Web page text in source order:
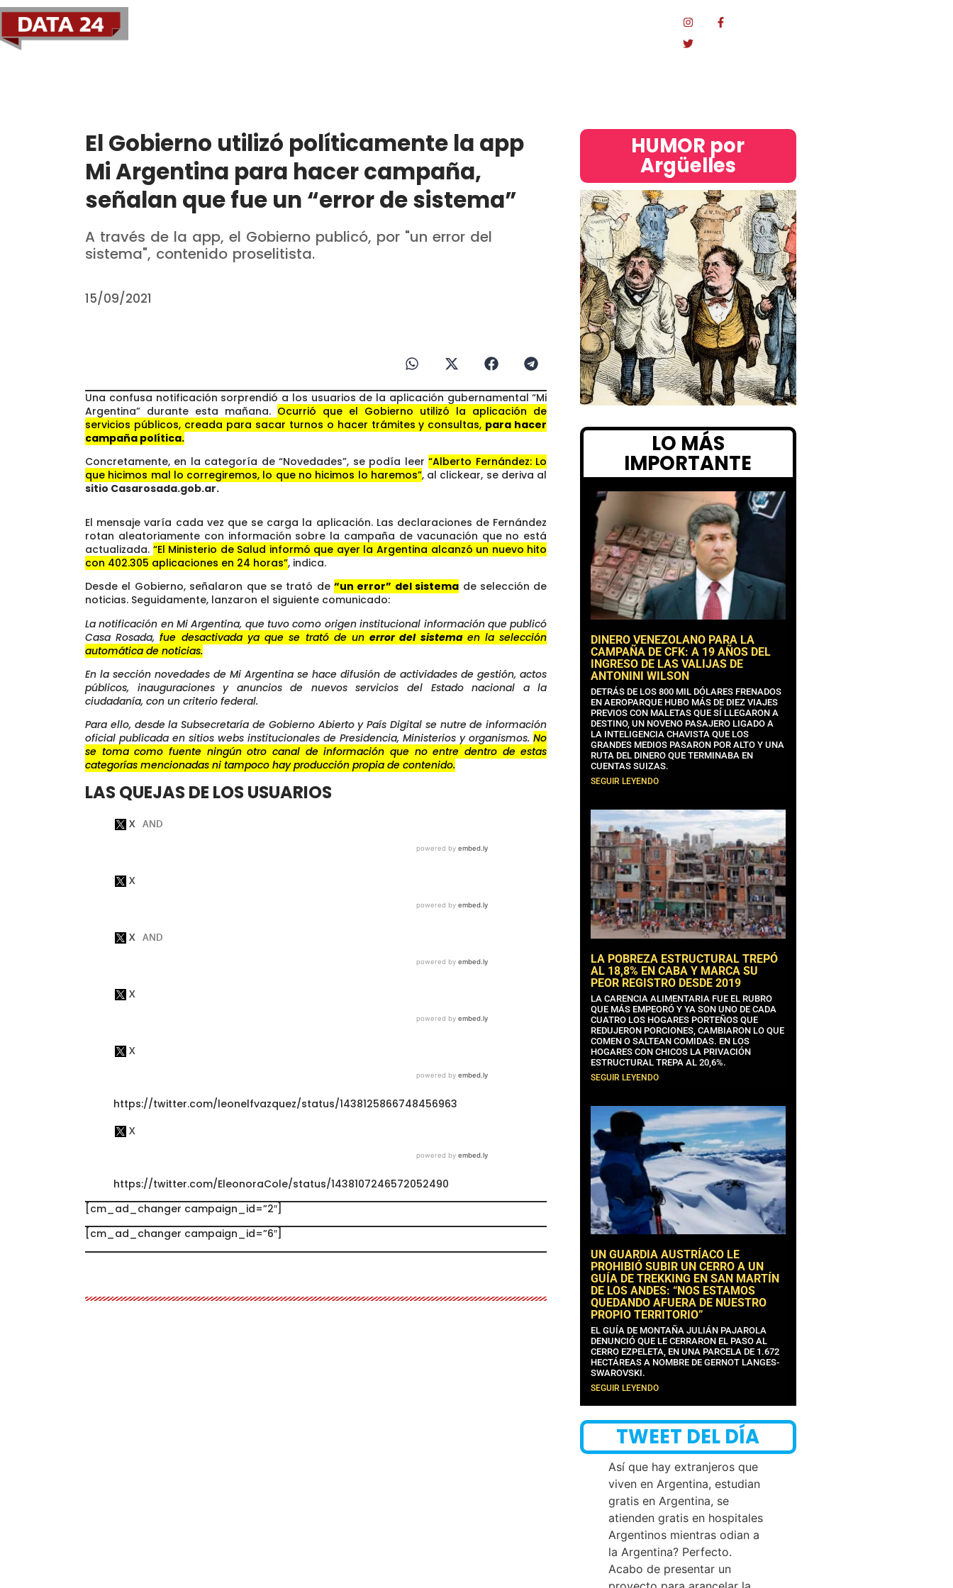
El Gobierno utilizó políticamente la app
Mi Argentina para hacer campaña,
señalan que fue un “error de sistema”
A través de la app, el Gobierno publicó, por "un error del
sistema", contenido proselitista.
15/09/2021
Una confusa notificación sorprendió a los usuarios de la aplicación gubernamental “Mi
Argentina” durante esta mañana. Ocurrió que el Gobierno utilizó la aplicación de
servicios públicos, creada para sacar turnos o hacer trámites y consultas, para hacer
campaña política.
Concretamente, en la categoría de “Novedades”, se podía leer“Alberto Fernández: Lo
que hicimos mal lo corregiremos, lo que no hicimos lo haremos”, al clickear, se deriva al
sitio Casarosada.gob.ar.
El mensaje varía cada vez que se carga la aplicación. Las declaraciones de Fernández
rotan aleatoriamente con información sobre la campaña de vacunación que no está
actualizada. “El Ministerio de Salud informó que ayer la Argentina alcanzó un nuevo hito
con 402.305 aplicaciones en 24 horas”, indica.
Desde el Gobierno, señalaron que se trató de “un error” del sistema de selección de
noticias. Seguidamente, lanzaron el siguiente comunicado:
La notificación en Mi Argentina, que tuvo como origen institucional información que publicó
Casa Rosada,fue desactivada ya que se trató de unerror del sistema en la selección
automática de noticias.
En la sección novedades de Mi Argentina se hace difusión de actividades de gestión, actos
públicos, inauguraciones y anuncios de nuevos servicios del Estado nacional a la
ciudadanía, con un criterio federal.
Para ello, desde la Subsecretaría de Gobierno Abierto y País Digital se nutre de información
oficial publicada en sitios webs institucionales de Presidencia, Ministerios y organismos.No
se toma como fuente ningún otro canal de información que no entre dentro de estas
categorías mencionadas ni tampoco hay producción propia de contenido.
LAS QUEJAS DE LOS USUARIOS
https://twitter.com/leonelfvazquez/status/1438125866748456963
https://twitter.com/EleonoraCole/status/1438107246572052490
[cm_ad_changer campaign_id=”2″]
[cm_ad_changer campaign_id=”6″]
HUMOR por
Argüelles​
LO MÁS
IMPORTANTE
DINERO VENEZOLANO PARA LA
CAMPAÑA DE CFK: A 19 AÑOS DEL
INGRESO DE LAS VALIJAS DE
ANTONINI WILSON
DETRÁS DE LOS 800 MIL DÓLARES FRENADOS
EN AEROPARQUE HUBO MÁS DE DIEZ VIAJES
PREVIOS CON MALETAS QUE SÍ LLEGARON A
DESTINO, UN NOVENO PASAJERO LIGADO A
LA INTELIGENCIA CHAVISTA QUE LOS
GRANDES MEDIOS PASARON POR ALTO Y UNA
RUTA DEL DINERO QUE TERMINABA EN
CUENTAS SUIZAS.
SEGUIR LEYENDO
LA POBREZA ESTRUCTURAL TREPÓ
AL 18,8% EN CABA Y MARCA SU
PEOR REGISTRO DESDE 2019
LA CARENCIA ALIMENTARIA FUE EL RUBRO
QUE MÁS EMPEORÓ Y YA SON UNO DE CADA
CUATRO LOS HOGARES PORTEÑOS QUE
REDUJERON PORCIONES, CAMBIARON LO QUE
COMEN O SALTEAN COMIDAS. EN LOS
HOGARES CON CHICOS LA PRIVACIÓN
ESTRUCTURAL TREPA AL 20,6%.
SEGUIR LEYENDO
UN GUARDIA AUSTRÍACO LE
PROHIBIÓ SUBIR UN CERRO A UN
GUÍA DE TREKKING EN SAN MARTÍN
DE LOS ANDES: “NOS ESTAMOS
QUEDANDO AFUERA DE NUESTRO
PROPIO TERRITORIO”
EL GUÍA DE MONTAÑA JULIÁN PAJAROLA
DENUNCIÓ QUE LE CERRARON EL PASO AL
CERRO EZPELETA, EN UNA PARCELA DE 1.672
HECTÁREAS A NOMBRE DE GERNOT LANGES-
SWAROVSKI.
SEGUIR LEYENDO
TWEET DEL DÍA
Así que hay extranjeros que
viven en Argentina, estudian
gratis en Argentina, se
atienden gratis en hospitales
Argentinos mientras odian a
la Argentina? Perfecto.
Acabo de presentar un